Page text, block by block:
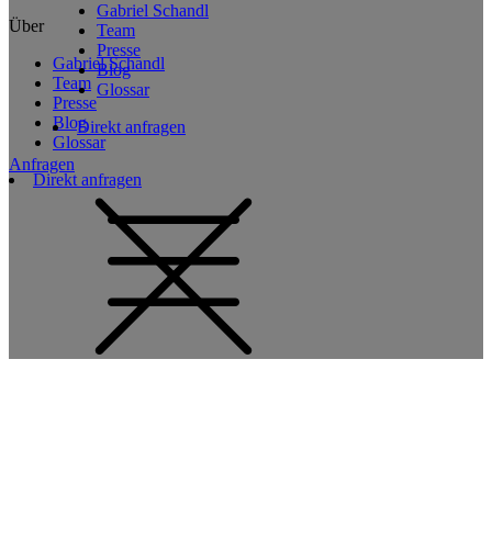
Gabriel Schandl
Team
Presse
Blog
Glossar
Direkt anfragen
Anfragen
Über
Gabriel Schandl
Team
Presse
Blog
Glossar
Direkt anfragen